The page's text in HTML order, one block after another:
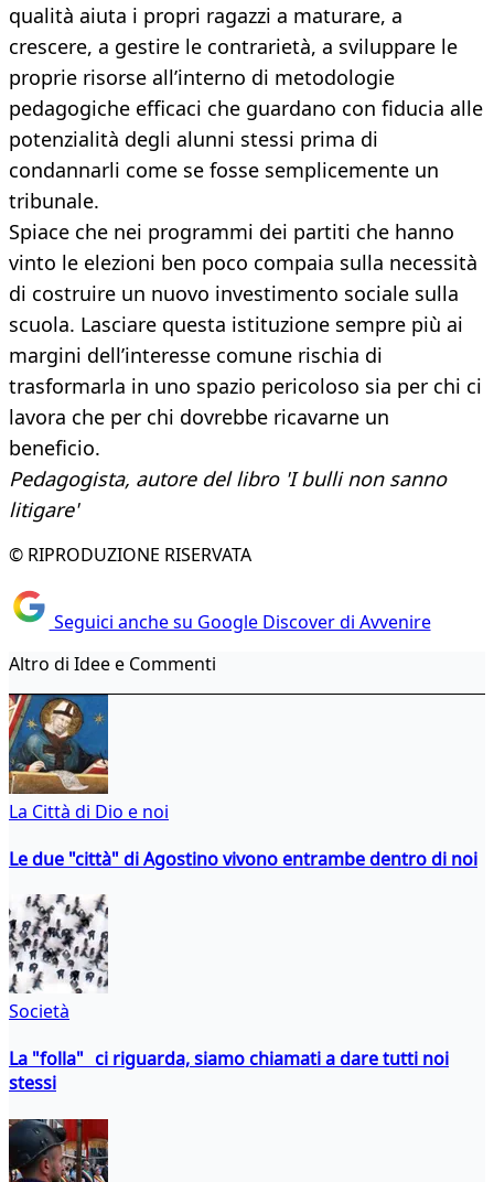
qualità aiuta i propri ragazzi a maturare, a
crescere, a gestire le contrarietà, a sviluppare le
proprie risorse all’interno di metodologie
pedagogiche efficaci che guardano con fiducia alle
potenzialità degli alunni stessi prima di
condannarli come se fosse semplicemente un
tribunale.
Spiace che nei programmi dei partiti che hanno
vinto le elezioni ben poco compaia sulla necessità
di costruire un nuovo investimento sociale sulla
scuola. Lasciare questa istituzione sempre più ai
margini dell’interesse comune rischia di
trasformarla in uno spazio pericoloso sia per chi ci
lavora che per chi dovrebbe ricavarne un
beneficio.
Pedagogista, autore del libro 'I bulli non sanno
litigare'
© RIPRODUZIONE RISERVATA
Seguici anche su Google Discover di Avvenire
Altro di Idee e Commenti
La Città di Dio e noi
Le due "città" di Agostino vivono entrambe dentro di noi
Società
La "folla" ci riguarda, siamo chiamati a dare tutti noi
stessi